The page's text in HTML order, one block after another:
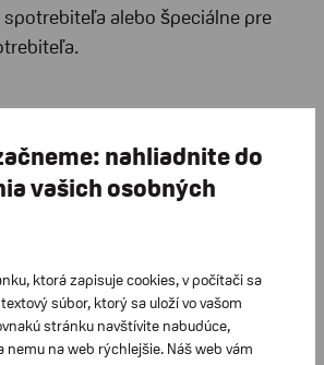
spotrebiteľa alebo špeciálne pre
vrátiť tovar bez udania dôvodu
ochrane spotrebiteľa pri predaji
služieb na základe
na diaľku alebo zmluvy
nahliadnite do
vašich osobných
ktorá zapisuje cookies, v počítači sa
súbor, ktorý sa uloží vo vašom
stránku navštívite nabudúce,
nemu na web rýchlejšie. Náš web vám